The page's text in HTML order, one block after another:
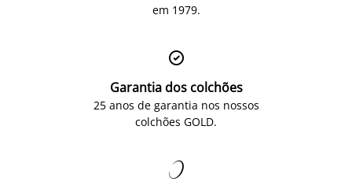
em 1979.

Garantia dos colchões
25 anos de garantia nos nossos
colchões GOLD.
